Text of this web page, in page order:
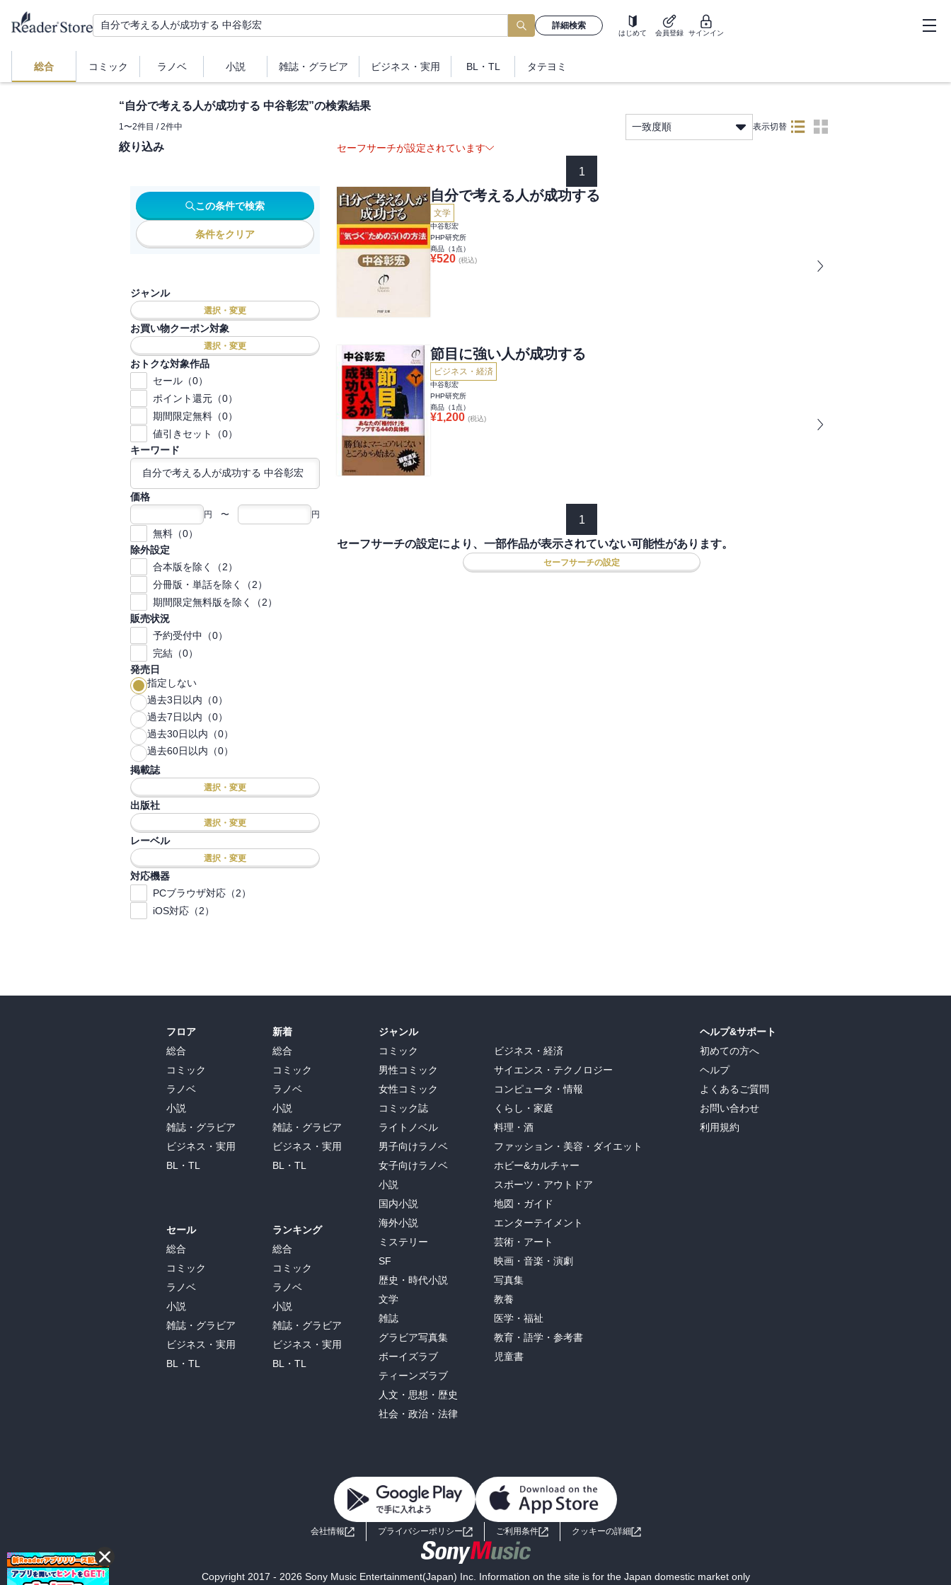
詳細検索
はじめて 会員登録 サインイン
総合 コミック ラノベ 小説 雑誌・ グラビア ビジネス ・実用 BL・TL タテヨミ
“自分で考える人が成功する 中谷彰宏”の検索結果
1〜2件目 / 2件中 一致度順 表示切替
絞り込み
この条件で検索
条件をクリア
ジャンル
選択・変更
お買い物クーポン対象
選択・変更
おトクな対象作品
セール（0）
ポイント還元（0）
期間限定無料（0）
値引きセット（0）
キーワード
価格
円 〜 円
無料（0）
除外設定
合本版を除く（2）
分冊版・単話を除く（2）
期間限定無料版を除く（2）
販売状況
予約受付中（0）
完結（0）
発売日
指定しない
過去3日以内（0）
過去7日以内（0）
過去30日以内（0）
過去60日以内（0）
掲載誌
選択・変更
出版社
選択・変更
レーベル
選択・変更
対応機器
PCブラウザ対応（2）
iOS対応（2）
セーフサーチが設定されています
1
自分で考える人が成功する
文学
中谷彰宏
PHP研究所
商品（1 点）
¥520 (税込)
節目に強い人が成功する
ビジネス・経済
中谷彰宏
PHP研究所
商品（1 点）
¥1,200 (税込)
1
セーフサーチの設定により、一部作品が表示されていない可能性があります。
セーフサーチの設定
フロア
総合
コミック
ラノベ
小説
雑誌・グラビア
ビジネス・実用
BL・TL
セール
総合
コミック
ラノベ
小説
雑誌・グラビア
ビジネス・実用
BL・TL
新着
総合
コミック
ラノベ
小説
雑誌・グラビア
ビジネス・実用
BL・TL
ランキング
総合
コミック
ラノベ
小説
雑誌・グラビア
ビジネス・実用
BL・TL
ジャンル
コミック
男性コミック
女性コミック
コミック誌
ライトノベル
男子向けラノベ
女子向けラノベ
小説
国内小説
海外小説
ミステリー
SF
歴史・時代小説
文学
雑誌
グラビア写真集
ボーイズラブ
ティーンズラブ
人文・思想・歴史
社会・政治・法律
ビジネス・経済
サイエンス・テクノロジー
コンピュータ・情報
くらし・家庭
料理・酒
ファッション・美容・ダイエット
ホビー&カルチャー
スポーツ・アウトドア
地図・ガイド
エンターテイメント
芸術・アート
映画・音楽・演劇
写真集
教養
医学・福祉
教育・語学・参考書
児童書
ヘルプ&サポート
初めての方へ
ヘルプ
よくあるご質問
お問い合わせ
利用規約
会社情報 プライバシーポリシー ご利用条件 クッキーの詳細
Copyright 2017 - 2026 Sony Music Entertainment(Japan) Inc. Information on the site is for the Japan domestic market only